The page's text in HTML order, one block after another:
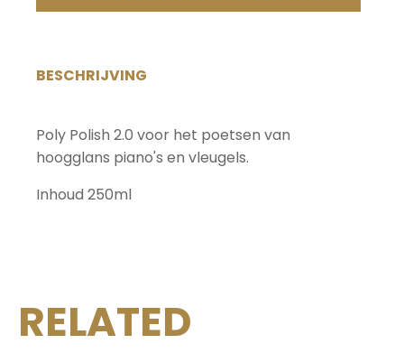
BESCHRIJVING
Poly Polish 2.0 voor het poetsen van
hoogglans piano's en vleugels.
Inhoud 250ml
RELATED